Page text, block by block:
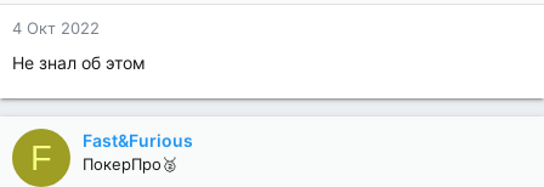
4 Окт 2022
Не знал об этом
F Fast&Furious
ПокерПро🥈